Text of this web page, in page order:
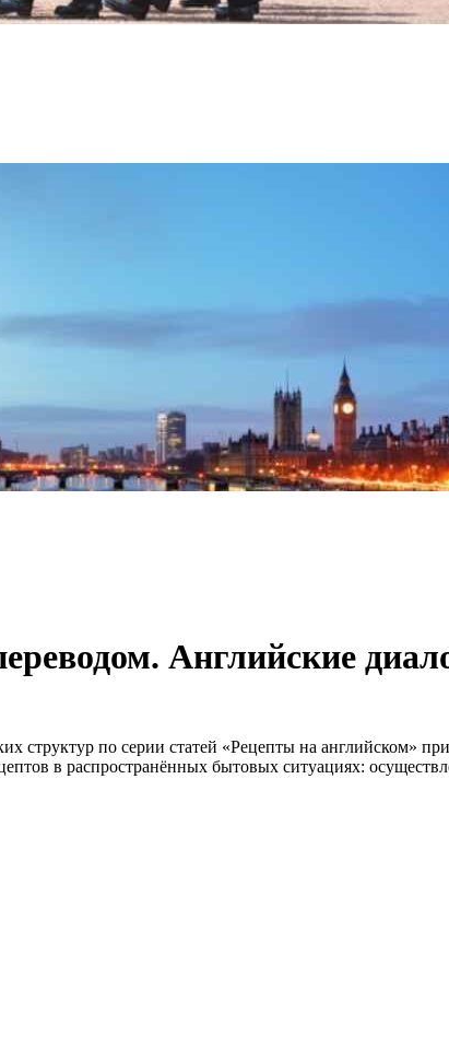
Английские
структур по серии статей «Рецепты на английском»
в распространённых бытовых ситуациях: